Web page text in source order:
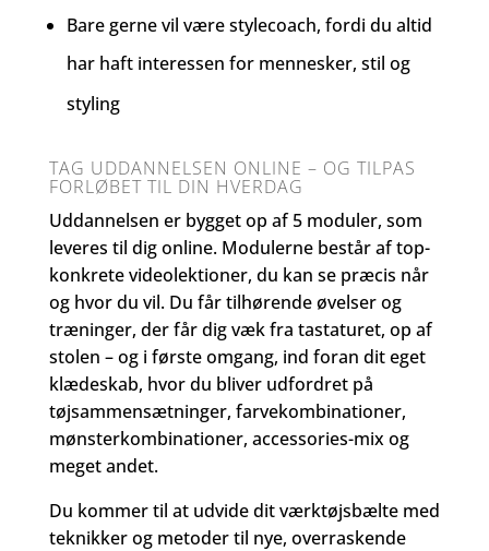
Bare gerne vil være stylecoach, fordi du altid
har haft interessen for mennesker, stil og
styling
TAG UDDANNELSEN ONLINE – OG TILPAS
FORLØBET TIL DIN HVERDAG
Uddannelsen er bygget op af 5 moduler, som
leveres til dig online. Modulerne består af top-
konkrete videolektioner, du kan se præcis når
og hvor du vil. Du får tilhørende øvelser og
træninger, der får dig væk fra tastaturet, op af
stolen – og i første omgang, ind foran dit eget
klædeskab, hvor du bliver udfordret på
tøjsammensætninger, farvekombinationer,
mønsterkombinationer, accessories-mix og
meget andet.
Du kommer til at udvide dit værktøjsbælte med
teknikker og metoder til nye, overraskende